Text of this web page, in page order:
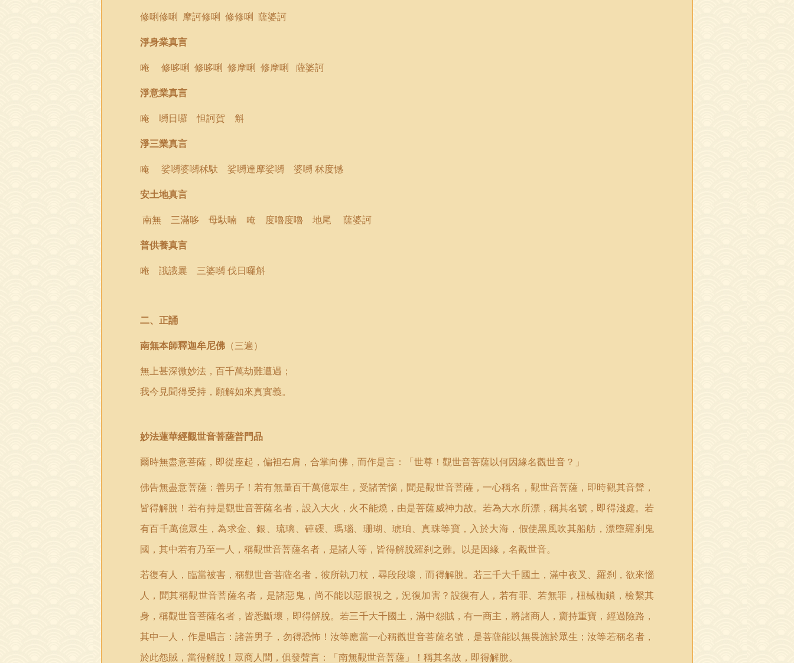
修唎修唎 摩訶修唎 修修唎 薩婆訶
淨身業真言
唵
修哆唎 修哆唎 修摩唎 修摩唎 薩婆訶
淨意業真言
唵 嚩日囉 怛訶賀 斛
淨三業真言
唵 娑嚩婆嚩秫馱 娑嚩達摩娑嚩 婆嚩 秫度憾
安土地真言
南無 三滿哆 母馱喃 唵 度嚕度嚕 地尾
薩婆訶
普供養真言
唵 誐誐曩 三婆嚩 伐日囉斛
二、 正誦
南無本師釋迦牟尼佛 （三遍）
無上甚深微妙法，百千萬劫難遭遇；
我今見聞得受持，願解如來真實義。
妙法蓮華經觀世音菩薩普門品
爾時無盡意菩薩，即從座起，偏袒右肩，合掌向佛，而作是言：
「世尊！觀世音菩薩以何因緣名觀世音？ 」
佛告無盡意菩薩：善男子！若有無量百千萬億眾生，受諸苦惱，聞是觀世音菩薩，一心稱名，觀世音菩薩，即時觀其音聲，
皆得解脫！若有持是觀世音菩薩名者，設入大火，火不能燒，由是菩薩威神力故。若為大水所漂，稱其名號，即得淺處。若
有百千萬億眾生，為求金、銀、琉璃、硨磲、瑪瑙、珊瑚、琥珀、真珠等寶，入於大海，假使黑風吹其船舫，漂墮羅刹鬼
國，其中若有乃至一人，稱觀世音菩薩名者，是諸人等，皆得解脫羅刹之難。以是因緣，名觀世音。
若復有人，臨當被害，稱觀世音菩薩名者，彼所執刀杖，尋段段壞，而得解脫。若三千大千國土，滿中夜叉、羅刹，欲來惱
人，聞其稱觀世音菩薩名者，是諸惡鬼，尚不能以惡眼視之，況復加害？設復有人，若有罪、若無罪，杻械枷鎖，檢繫其
身，稱觀世音菩薩名者，皆悉斷壞，即得解脫。若三千大千國土，滿中怨賊，有一商主，將諸商人，齎持重寶，經過險路，
其中一人，作是唱言：諸善男子，勿得恐怖！汝等應當一心稱觀世音菩薩名號，是菩薩能以無畏施於眾生；汝等若稱名者，
於此怨賊，當得解脫！眾商人聞，俱發聲言：「南無觀世音菩薩 」
！稱其名故，即得解脫。